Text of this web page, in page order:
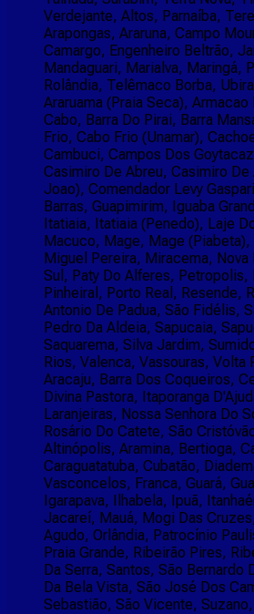
Verdejante, Altos, Parnaíba,
Arapongas, Araruna, Campo
Camargo, Engenheiro Beltrão,
Mandaguari, Marialva, Maringá,
Rolândia, Telêmaco Borba,
Araruama (Praia Seca),
Cabo, Barra Do Pirai, Barra
Frio, Cabo Frio (Unamar),
Cambuci, Campos Dos
Casimiro De Abreu, Casimiro De
Joao), Comendador Levy
Barras, Guapimirim, Iguaba
Itatiaia, Itatiaia (Penedo), Laje
Macuco, Mage, Mage
Miguel Pereira, Miracema, Nova
Sul, Paty Do Alferes, Petropolis,
Pinheiral, Porto Real, Resende,
Antonio De Padua, São Fidélis,
Pedro Da Aldeia, Sapucaia,
Saquarema, Silva Jardim,
Rios, Valenca, Vassouras, Volta
Aracaju, Barra Dos Coqueiros,
Divina Pastora, Itaporanga
Laranjeiras, Nossa Senhora Do
Rosário Do Catete, São
Altinópolis, Aramina, Bertioga,
Caraguatatuba, Cubatão,
Vasconcelos, Franca, Guará,
Igarapava, Ilhabela, Ipuã,
Jacareí, Mauá, Mogi Das
Agudo, Orlândia, Patrocínio
Praia Grande, Ribeirão Pires,
Da Serra, Santos, São Bernardo
Da Bela Vista, São José Dos
Sebastião, São Vicente,